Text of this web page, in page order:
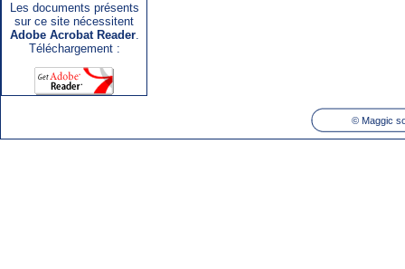
.SNCB - TEC : Système de
correspondance ARIbus.
Les documents présents
sur ce site nécessitent
Adobe Acrobat Reader.
Téléchargement :
© Maggic